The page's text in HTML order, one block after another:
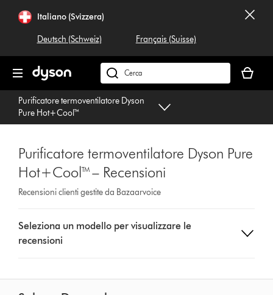
navigazioneItaliano (Svizzera)
Deutsch (Schweiz) Français (Suisse)
Cerca
su
dyson.ch
carrello
è
Purificatore termoventilatore Dyson
Pure Hot+Cool™
Purificatore termoventilatore Dyson Pure
Hot+Cool™ – Recensioni
Recensioni clienti gestite da Bazaarvoice
a
button
Seleziona un modello per visualizzare le
recensioni